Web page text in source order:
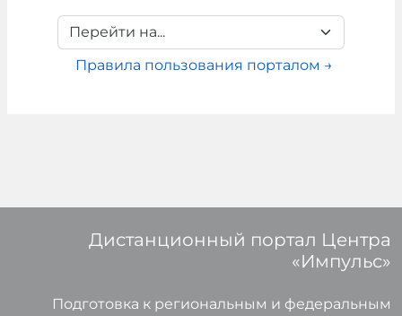
Перейти на...
Правила пользования порталом →
Дистанционный портал Центра
«Импульс»
Подготовка к региональным и федеральным